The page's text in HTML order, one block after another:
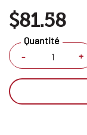
$81.58
- +
Quantité